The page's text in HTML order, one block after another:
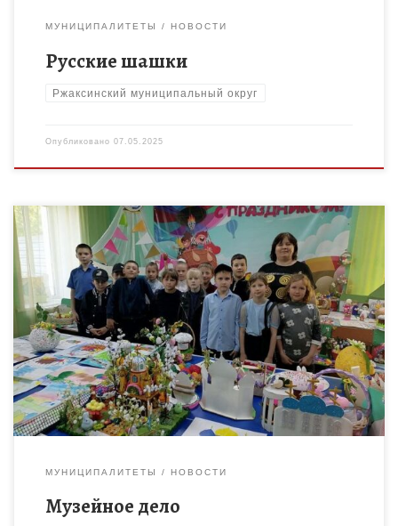
МУНИЦИПАЛИТЕТЫ НОВОСТИ
Русские шашки
Ржаксинский муниципальный округ
Опубликовано 07.05.2025
Программа «Музейное дело» Токаревского ДДТ
предполагает организацию деятельности учащихся от
простого собирательства предметов и событий, к
самостоятельному исследовательскому поиску и, наконец, к
овладению элементарными навыками […]
МУНИЦИПАЛИТЕТЫ НОВОСТИ
Музейное дело